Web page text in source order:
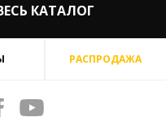
КАТАЛОГ
РАСПРОДАЖА